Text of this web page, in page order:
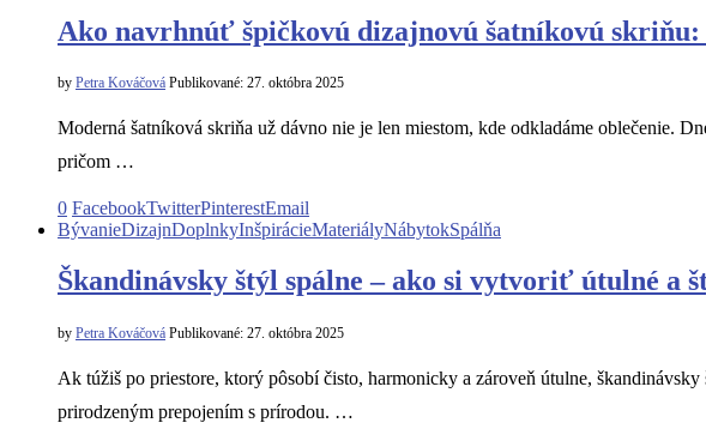
Ako navrhnúť špičkovú dizajnovú šatníkovú
by Petra Kováčová Publikované: 27. októbra 2025
Moderná šatníková skriňa už dávno nie je len miestom, kde odkladáme oblečenie.
pričom …
0 FacebookTwitterPinterestEmail
BývanieDizajnDoplnkyInšpirácieMateriályNábytokSpálňa
Škandinávsky štýl spálne – ako si vytvoriť útulné a
by Petra Kováčová Publikované: 27. októbra 2025
Ak túžiš po priestore, ktorý pôsobí čisto, harmonicky a zároveň útulne,
prirodzeným prepojením s prírodou. …